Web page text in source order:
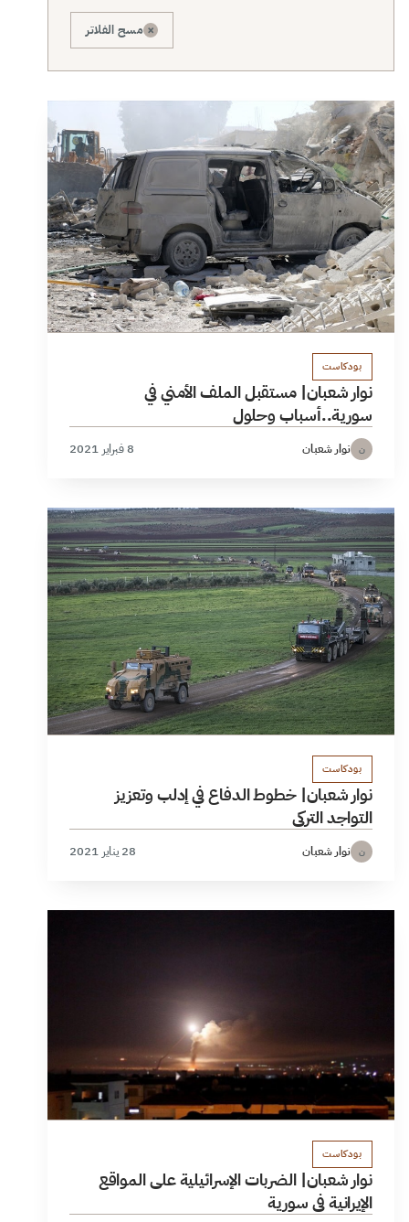
× مسح الفلاتر
بودكاست
نوار شعبان| مستقبل الملف الأمني في
سورية..أسباب وحلول
ن نوار شعبان 8 فبراير 2021
بودكاست
نوار شعبان| خطوط الدفاع في إدلب وتعزيز
التواجد التركي
ن نوار شعبان 28 يناير 2021
بودكاست
نوار شعبان| الضربات الإسرائيلية على المواقع
الإيرانية في سورية